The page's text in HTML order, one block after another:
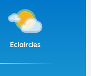
Eclaircies